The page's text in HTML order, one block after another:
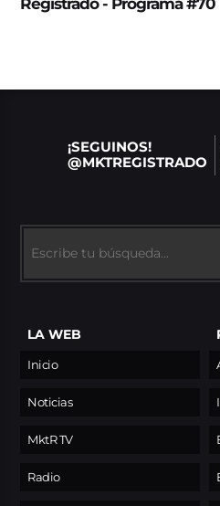
¡SEGUINOS!
@MKTREGISTRADO
LA WEB
Inicio
Noticias
MktR TV
Radio